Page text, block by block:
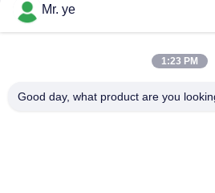
Ηλεκτρονικές
Κλειδαριά πορτών
Mr. ye
1:23 PM
Good day, what product are you